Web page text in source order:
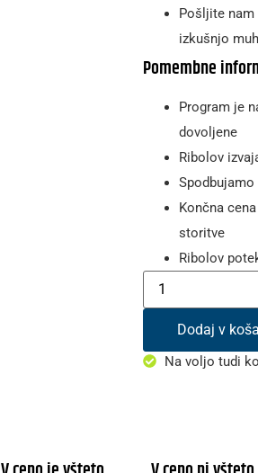
Pošljite
izkušnjo
Pomembne
Program je
dovoljene
Ribolov
Končna
storitve
Ribolov
Dodaj v
Na voljo tudi